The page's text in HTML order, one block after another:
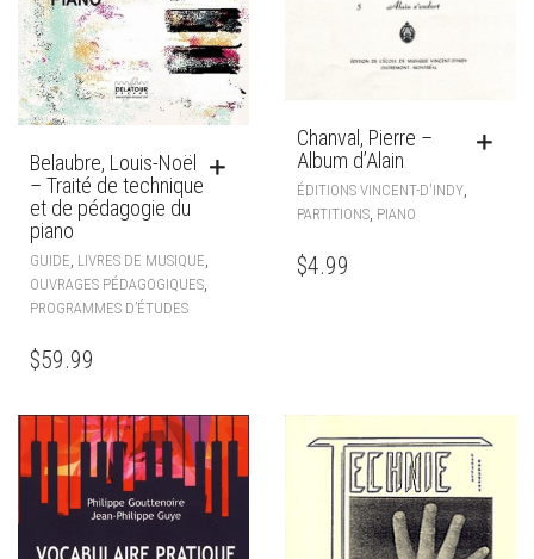
Belaubre, Louis-Noël
– Traité de technique
et de pédagogie du
piano
GUIDE, LIVRES DE MUSIQUE,
OUVRAGES PÉDAGOGIQUES,
PROGRAMMES D’ÉTUDES
$59.99
Chanval, Pierre –
Album d’Alain
ÉDITIONS VINCENT-D'INDY
PARTITIONS PIANO
$4.99